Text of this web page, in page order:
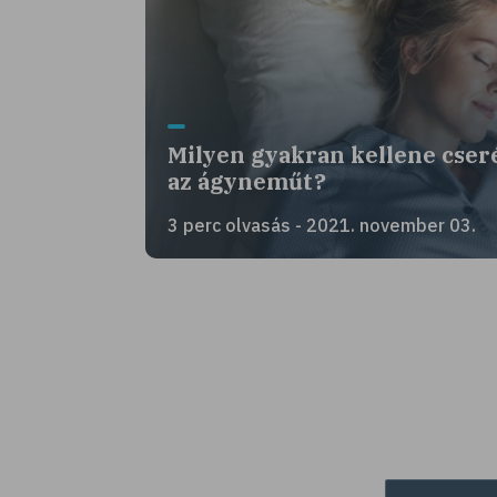
Milyen gyakran kellene
az ágyneműt?
3 perc olvasás - 2021. november 03.